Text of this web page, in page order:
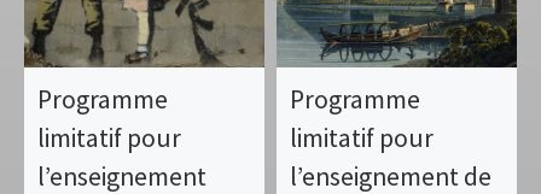
Programme
limitatif pour
l’enseignement
Programme
limitatif pour
l’enseignement de